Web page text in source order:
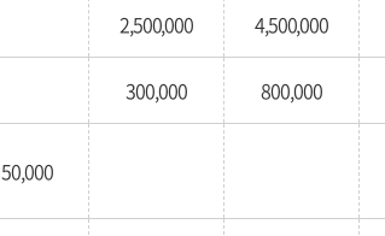
2,500,000 4,500,000
300,000 800,000
50,000